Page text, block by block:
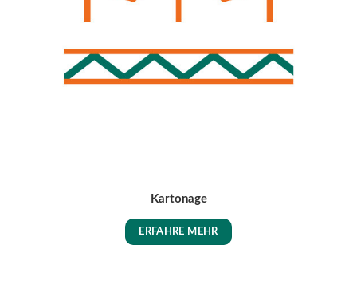
Kartonage
ERFAHRE MEHR